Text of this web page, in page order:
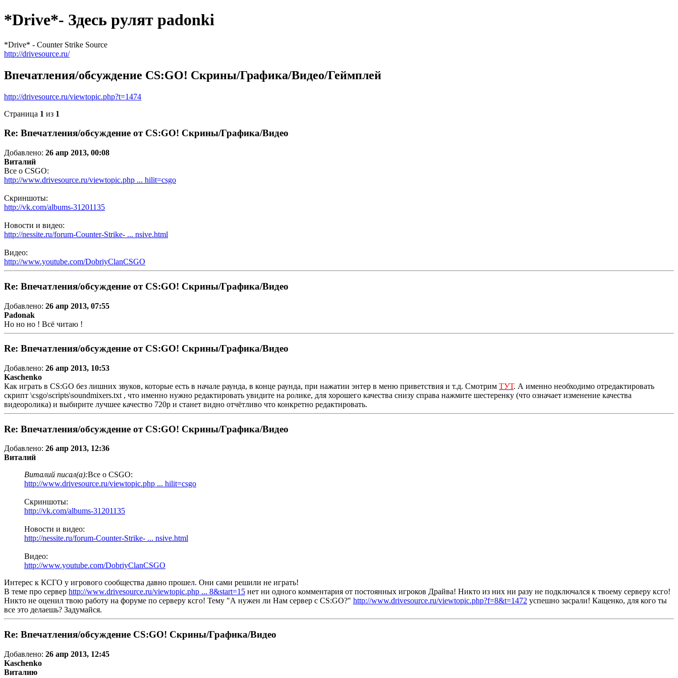
*Drive*- Здесь рулят padonki
*Drive* - Counter Strike Source
http://drivesource.ru/
Впечатления/обсуждение CS:GO! Скрины/Графика/Видео/Геймплей
http://drivesource.ru/viewtopic.php?t=1474
Страница 1 из 1
Re: Впечатления/обсуждение от CS:GO! Скрины/Графика/Видео
Добавлено: 26 апр 2013, 00:08
Виталий
Все о CSGO:
http://www.drivesource.ru/viewtopic.php ... hilit=csgo
Скриншоты:
http://vk.com/albums-31201135
Новости и видео:
http://nessite.ru/forum-Counter-Strike- ... nsive.html
Видео:
http://www.youtube.com/DobriyClanCSGO
Re: Впечатления/обсуждение от CS:GO! Скрины/Графика/Видео
Добавлено: 26 апр 2013, 07:55
Padonak
Но но но ! Всё читаю !
Re: Впечатления/обсуждение от CS:GO! Скрины/Графика/Видео
Добавлено: 26 апр 2013, 10:53
Kaschenko
Как играть в CS:GO без лишних звуков, которые есть в начале раунда, в конце раунда, при нажатии энтер в меню приветствия и т.д. Смотрим ТУТ. А именно необходимо отредактировать
скрипт \csgo\scripts\soundmixers.txt , что именно нужно редактировать увидите на ролике, для хорошего качества снизу справа нажмите шестеренку (что означает изменение качества
видеоролика) и выбирите лучшее качество 720p и станет видно отчётливо что конкретно редактировать.
Re: Впечатления/обсуждение от CS:GO! Скрины/Графика/Видео
Добавлено: 26 апр 2013, 12:36
Виталий
Виталий писал(а):Все о CSGO:
http://www.drivesource.ru/viewtopic.php ... hilit=csgo
Скриншоты:
http://vk.com/albums-31201135
Новости и видео:
http://nessite.ru/forum-Counter-Strike- ... nsive.html
Видео:
http://www.youtube.com/DobriyClanCSGO
Интерес к КСГО у игрового сообщества давно прошел. Они сами решили не играть!
В теме про сервер http://www.drivesource.ru/viewtopic.php ... 8&start=15 нет ни одного комментария от постоянных игроков Драйва! Никто из них ни разу не подключался к твоему серверу ксго!
Никто не оценил твою работу на форуме по серверу ксго! Тему "А нужен ли Нам сервер с CS:GO?" http://www.drivesource.ru/viewtopic.php?f=8&t=1472 успешно засрали! Кащенко, для кого ты
все это делаешь? Задумайся.
Re: Впечатления/обсуждение CS:GO! Скрины/Графика/Видео
Добавлено: 26 апр 2013, 12:45
Kaschenko
Виталию